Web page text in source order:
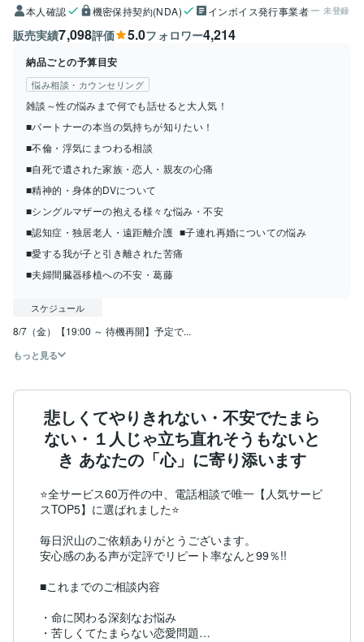
本人確認 機密保持契約(NDA) インボイス発行事業者 未登録
販売実績7,098評価 5.0フォロワー4,214
納品ごとの予算目安
悩み相談・カウンセリング
雑談～性の悩みまで何でも話せると大人気！
■パートナーの本当の気持ちが知りたい！
■不倫・浮気にまつわる相談
■自死で遺された家族・恋人・親友の心痛
■精神的・身体的DVについて
■シングルマザーの抱える様々な悩み・不安
■認知症・独居老人・遠距離介護 ■子連れ再婚についての悩み
■愛する我が子と引き離された苦痛
■夫婦間臓器移植への不安・葛藤
スケジュール
8/7（金）【19:00 ～ 待機再開】予定で...
もっと見る
悲しくてやりきれない・不安でたまら
ない・１人じゃ立ち直れそうもないと
き あなたの「心」に寄り添います
⭐全サービス60万件の中、電話相談で唯一【人気サービ
スTOP5】に選ばれました⭐
毎日沢山のご依頼ありがとうございます。
安心感のある声が定評でリピート率なんと99％!!
■これまでのご相談内容
・命に関わる深刻なお悩み
・苦しくてたまらない恋愛問題